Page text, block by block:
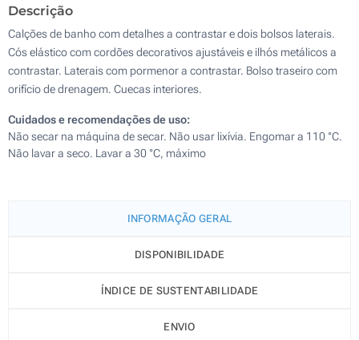
Descrição
Calções de banho com detalhes a contrastar e dois bolsos laterais.
Cós elástico com cordões decorativos ajustáveis e ilhós metálicos a
contrastar. Laterais com pormenor a contrastar. Bolso traseiro com
orifício de drenagem. Cuecas interiores.
Cuidados e recomendações de uso:
Não secar na máquina de secar. Não usar lixívia. Engomar a 110 °C.
Não lavar a seco. Lavar a 30 °C, máximo
INFORMAÇÃO GERAL
DISPONIBILIDADE
ÍNDICE DE SUSTENTABILIDADE
ENVIO